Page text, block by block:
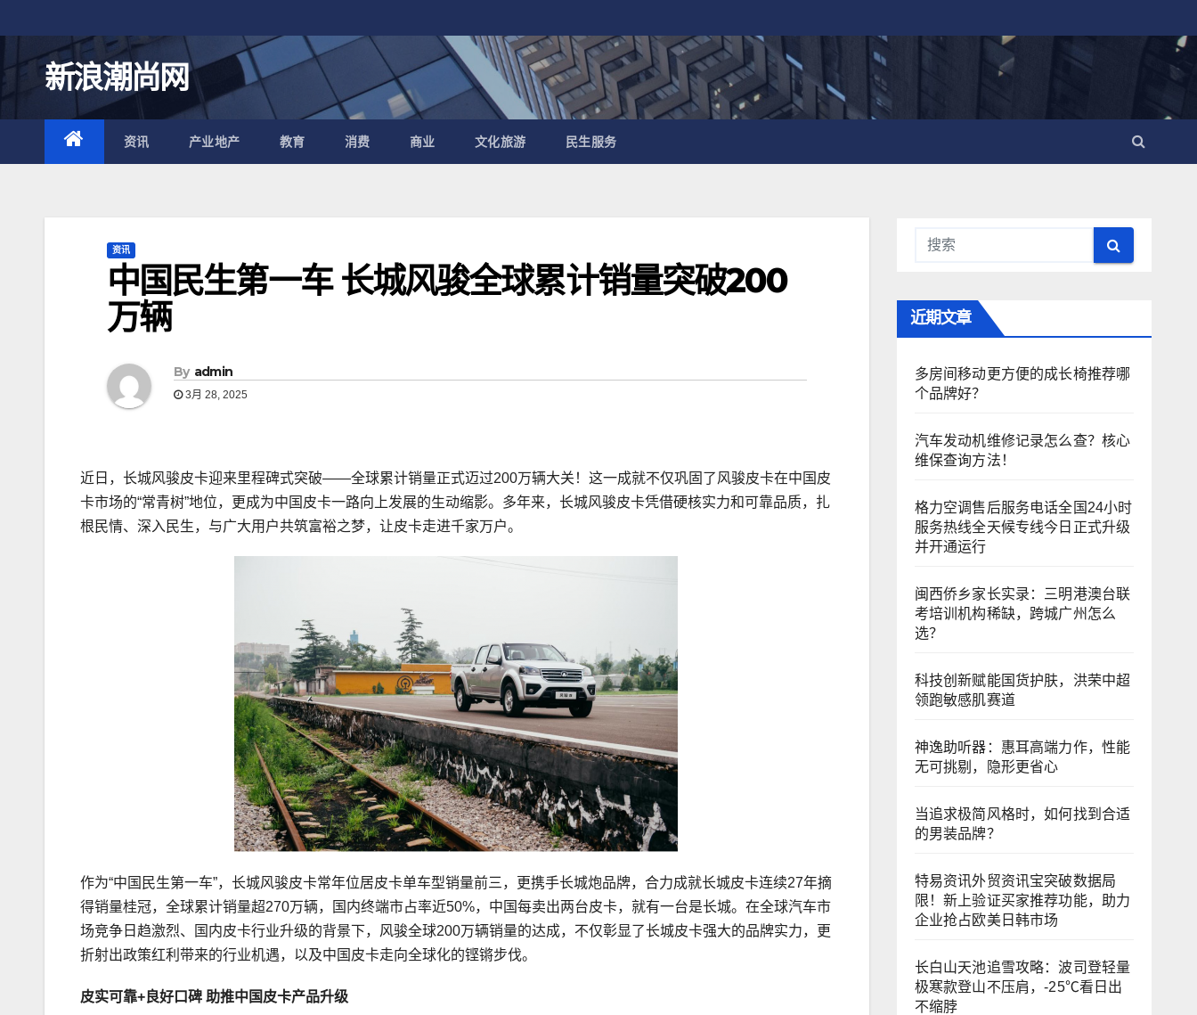
至
内
容
新浪潮尚网
资讯 产业地产 教育 消费 商业 文化旅游 民生服务
资讯
中国民生第一车 长城风骏全球累计销量突破200
万辆
By admin
3月 28, 2025
近日，长城风骏皮卡迎来里程碑式突破——全球累计销量正式迈过200万辆大关！这一成就不仅巩固了风骏皮卡在中国皮
卡市场的“常青树”地位，更成为中国皮卡一路向上发展的生动缩影。多年来，长城风骏皮卡凭借硬核实力和可靠品质，扎
根民情、深入民生，与广大用户共筑富裕之梦，让皮卡走进千家万户。
作为“中国民生第一车”，长城风骏皮卡常年位居皮卡单车型销量前三，更携手长城炮品牌，合力成就长城皮卡连续27年摘
得销量桂冠，全球累计销量超270万辆，国内终端市占率近50%，中国每卖出两台皮卡，就有一台是长城。在全球汽车市
场竞争日趋激烈、国内皮卡行业升级的背景下，风骏全球200万辆销量的达成，不仅彰显了长城皮卡强大的品牌实力，更
折射出政策红利带来的行业机遇，以及中国皮卡走向全球化的铿锵步伐。
皮实可靠+良好口碑 助推中国皮卡产品升级
近期文章
多房间移动更方便的成长椅推荐哪
个品牌好？
汽车发动机维修记录怎么查？核心
维保查询方法！
格力空调售后服务电话全国24小时
服务热线全天候专线今日正式升级
并开通运行
闽西侨乡家长实录：三明港澳台联
考培训机构稀缺，跨城广州怎么
选？
科技创新赋能国货护肤，洪荣中超
领跑敏感肌赛道
神逸助听器：惠耳高端力作，性能
无可挑剔，隐形更省心
当追求极简风格时，如何找到合适
的男装品牌？
特易资讯外贸资讯宝突破数据局
限！新上验证买家推荐功能，助力
企业抢占欧美日韩市场
长白山天池追雪攻略：波司登轻量
极寒款登山不压肩，-25℃看日出
不缩脖